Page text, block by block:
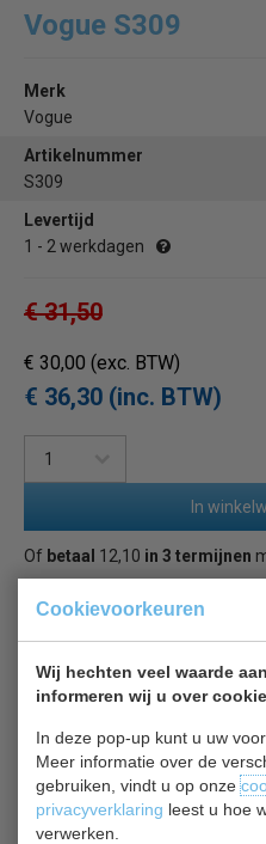
Cookievoorkeuren
Wij hechten veel waarde
informeren wij u over
In deze pop-up kunt u uw
Meer informatie over de
gebruiken, vindt u op onze
privacyverklaring leest u hoe
verwerken.
Vogue S309
Merk
Vogue
Artikelnummer
S309
Levertijd
1 - 2 werkdagen
€ 31,50
€ 30,00 (exc. BTW)
€ 36,30 (inc. BTW)
In
Of betaal 12,10 in 3 termijnen
Terug
Beschrijving Specificaties
Vogue RVS hangende
RVS frame en RVS, GN 1/3
bak kan aan de RVS